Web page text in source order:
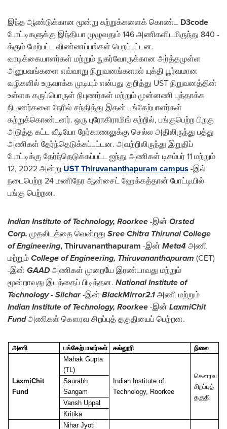
இந்த ஆண்டுக்கான மூன்று சுற்றுக்களைக் கொண்ட D3code
போட்டிகளுக்கு இந்தியா முழுவதும் 146 அணிகளிடமிருந்து 840 -
க்கும் மேற்பட்ட விண்ணப்பங்கள் பெறப்பட்டன.
வாடிக்கையாளர்கள் மற்றும் நுகர்வோருக்கான அர்த்தமுள்ள
அனுபவங்களை எவ்வாறு நிறுவனங்களால் யுக்தி பூர்வமான
வழிகளில் உருவாக்க முடியும் என்பது குறித்து UST நிறுவனத்தின்
உள்ளக கருப்பொருள் நிபுணர்கள் மற்றும் முன்னணி புத்தாக்க
நிபுணர்களை நேரில் சந்தித்து இதன் பங்கேற்பாளர்கள்
கற்றுக்கொண்டனர். ஒரு புரோகிராமிங் சுற்றில், பங்குபெற்ற பிறகு
அடுத்த கட்ட வீடியோ நேர்காணலுக்கு செல்ல அதிலிருந்து பத்து
அணிகள் தேர்ந்தெடுக்கப்பட்டன. அவற்றிலிருந்து இறுதிப்
போட்டிக்கு தேர்ந்தெடுக்கப்பட்ட ஐந்து அணிகள் டிசம்பர் 11 மற்றும்
12, 2022 அன்று UST Thiruvananthapuram campus -இல்
நடைபெற்ற 24 மணிநேர ஆன்சைட் ஹேக்கத்தான் போட்டியில்
பங்கு பெற்றன.
Indian Institute of Technology, Roorkee-இன் Orsted
Corp. முதலிடத்தை வென்றது Sree Chitra Thirunal College
of Engineering, Thiruvananthapuram -இன் Meta4அணி
மற்றும்College of Engineering, Thiruvananthapuram (CET)
-இன் GAADஅணிகள் முறையே இரண்டாவது மற்றும்
மூன்றாவது இடத்தைப் பிடித்தன. National Institute of
Technology- Silchar-இன் BlackMirror2.1அணி மற்றும்
Indian Institute of Technology, Roorkee-இன் LaxmiChit
Fundஅணிகள் கௌரவ சிறப்புத் தகுதியைப் பெற்றன.
அணி பங்கேற்பாளர்கள் கல்லூரி நிலை
LaxmiChit
Fund
Mahak Gupta
(TL)
Indian Institute of
Technology, Roorkee
கௌரவ
சிறப்புத்
தகுதி
Saurabh
Sangam
Vansh Uppal
Kritika
Nihar Jyoti